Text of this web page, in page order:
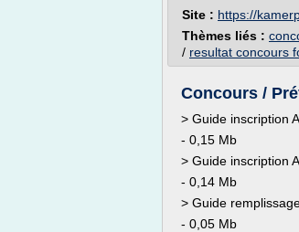
Site : https://
Thèmes liés :
/ resultat concours
Concours /
> Guide inscription
- 0,15 Mb
> Guide inscription
- 0,14 Mb
> Guide
- 0,05 Mb